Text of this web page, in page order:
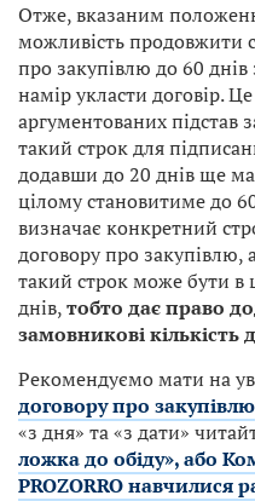
Отже, вказаним
можливість продовжити
про закупівлю до 60
намір укласти договір.
аргументованих
такий строк для
додавши до 20 днів ще
цілому становитиме до
визначає конкретний
договору про
такий строк може бути в
днів,тобто дає право
замовникові кількість
Рекомендуємо мати на
договору про закупівлю
«з дня» та «з дати»
ложка до обіду», або
PROZORRO навчилися